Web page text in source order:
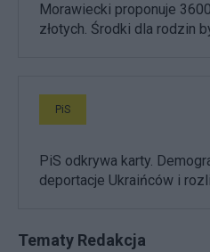
Morawiecki proponuje
złotych. Środki dla rodzin
PiS
PiS odkrywa karty.
deportacje Ukraińców i
Tematy Redakcja